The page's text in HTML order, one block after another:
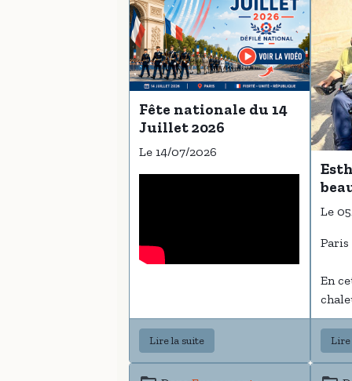
Fête nationale du 14
Juillet 2026
Le 14/07/2026
Lire la suite
Le
En
Lire